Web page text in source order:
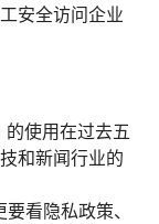
安全访问企业
使用在过去五
和新闻行业的
看隐私政策、